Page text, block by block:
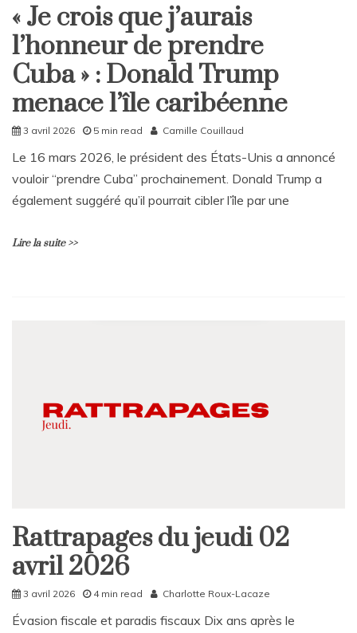
Home
International
Politique
« Je crois que j’aurais
l’honneur de prendre
Cuba » : Donald Trump
menace l’île caribéenne
3 avril 2026 5 min read Camille Couillaud
Le 16 mars 2026, le président des États-Unis a annoncé
vouloir “prendre Cuba” prochainement. Donald Trump a
également suggéré qu’il pourrait cibler l’île par une
Lire la suite >>
Rattrapages
Rattrapages
Rattrapages du jeudi 02
avril 2026
3 avril 2026 4 min read Charlotte Roux-Lacaze
Évasion fiscale et paradis fiscaux Dix ans après le